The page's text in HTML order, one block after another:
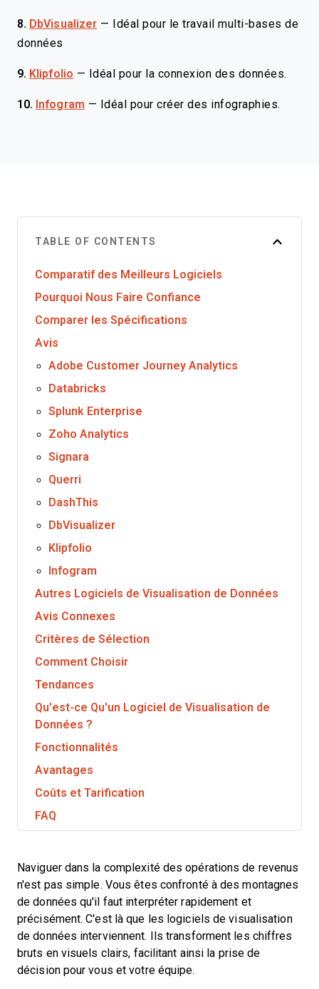
8. DbVisualizer —
Idéal pour le travail multi-bases de
données
9. Klipfolio — Idéal pour la connexion des données.
10. Infogram — Idéal pour créer des infographies.
TABLE OF CONTENTS
Comparatif des Meilleurs Logiciels
Pourquoi Nous Faire Confiance
Comparer les Spécifications
Avis
Adobe Customer Journey Analytics
Databricks
Splunk Enterprise
Zoho Analytics
Signara
Querri
DashThis
DbVisualizer
Klipfolio
Infogram
Autres Logiciels de Visualisation de Données
Avis Connexes
Critères de Sélection
Comment Choisir
Tendances
Qu'est-ce Qu'un Logiciel de Visualisation de
Données ?
Fonctionnalités
Avantages
Coûts et Tarification
FAQ
Naviguer dans la complexité des opérations de revenus
n'est pas simple. Vous êtes confronté à des montagnes
de données qu'il faut interpréter rapidement et
précisément. C'est là que les logiciels de visualisation
de données interviennent. Ils transforment les chiffres
bruts en visuels clairs, facilitant ainsi la prise de
décision pour vous et votre équipe.